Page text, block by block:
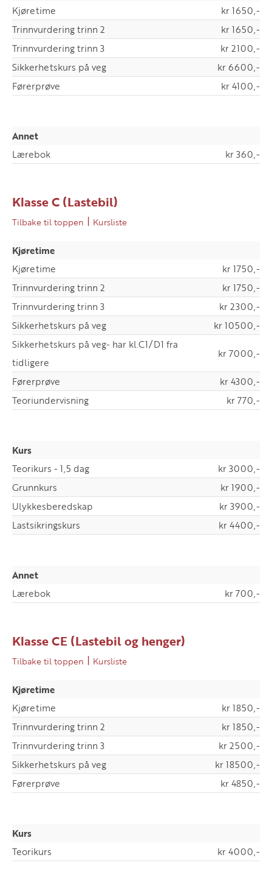
Kjøretime
kr 1650,-
Trinnvurdering trinn 2
kr 1650,-
Trinnvurdering trinn 3
kr 2100,-
Sikkerhetskurs på veg
kr 6600,-
Førerprøve
kr 4100,-
Annet
Lærebok
kr 360,-
Klasse C (Lastebil)
Tilbake til toppen | Kursliste
Kjøretime
Kjøretime
kr 1750,-
Trinnvurdering trinn 2
kr 1750,-
Trinnvurdering trinn 3
kr 2300,-
Sikkerhetskurs på veg
kr 10500,-
Sikkerhetskurs på veg- har kl.C1/D1 fra
tidligere
kr 7000,-
Førerprøve
kr 4300,-
Teoriundervisning
kr 770,-
Kurs
Teorikurs - 1,5 dag
kr 3000,-
Grunnkurs
kr 1900,-
Ulykkesberedskap
kr 3900,-
Lastsikringskurs
kr 4400,-
Annet
Lærebok
kr 700,-
Klasse CE (Lastebil og henger)
Tilbake til toppen | Kursliste
Kjøretime
Kjøretime
kr 1850,-
Trinnvurdering trinn 2
kr 1850,-
Trinnvurdering trinn 3
kr 2500,-
Sikkerhetskurs på veg
kr 18500,-
Førerprøve
kr 4850,-
Kurs
Teorikurs
kr 4000,-